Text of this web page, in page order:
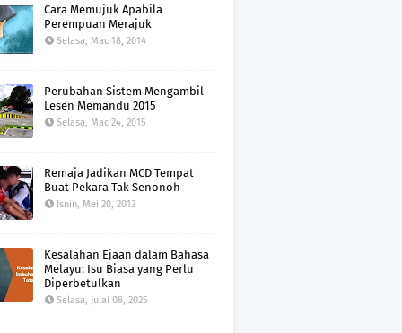
Cara Memujuk Apabila
Perempuan Merajuk
Selasa, Mac 18, 2014
Perubahan Sistem Mengambil
Lesen Memandu 2015
Selasa, Mac 24, 2015
Remaja Jadikan MCD Tempat
Buat Pekara Tak Senonoh
Isnin, Mei 20, 2013
Kesalahan Ejaan dalam Bahasa
Melayu: Isu Biasa yang Perlu
Diperbetulkan
Selasa, Julai 08, 2025